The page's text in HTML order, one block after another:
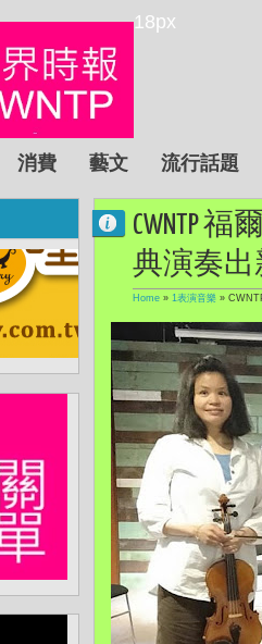
18px
消費 藝文 流行話題
CWNTP
典演奏出
Home » 1表演音樂 »